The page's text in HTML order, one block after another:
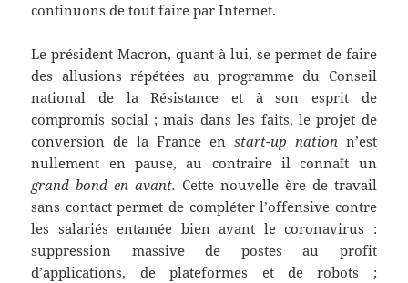
continuons de tout faire par Internet.
Le président Macron, quant à lui, se permet de faire
des allusions répétées au programme du Conseil
national de la Résistance et à son esprit de
compromis social ; mais dans les faits, le projet de
conversion de la France en start-up nation n’est
nullement en pause, au contraire il connaît un
grand bond en avant. Cette nouvelle ère de travail
sans contact permet de compléter l’offensive contre
les salariés entamée bien avant le coronavirus :
suppression massive de postes au profit
d’applications, de plateformes et de robots ;